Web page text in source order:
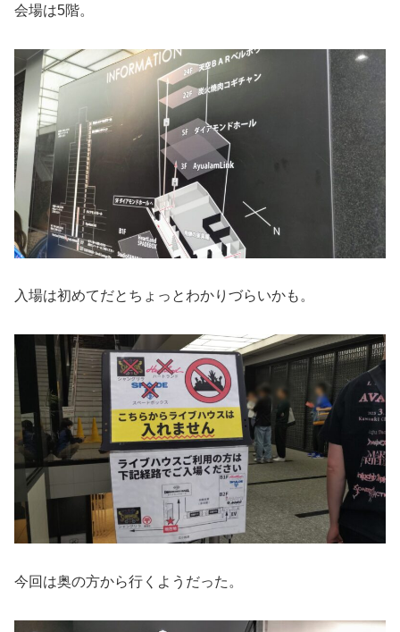
会場は5階。
入場は初めてだとちょっとわかりづらいかも。
今回は奥の方から行くようだった。